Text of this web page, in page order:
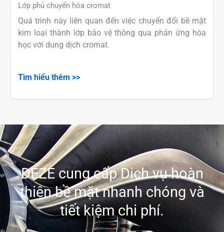
Lớp phủ chuyển hóa cromat
Quá trình này liên quan đến việc chuyển đổi bề mặt
kim loại thành lớp bảo vệ thông qua phản ứng hóa
học với dung dịch cromat.
Tìm hiểu thêm >>
DEZE cung cấp Dịch vụ hoàn
thiện bề mặt nhanh chóng và
tiết kiệm chi phí.